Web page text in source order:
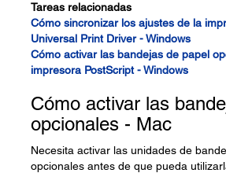
Tareas relacionadas
Cómo sincronizar los ajustes de la
Universal Print Driver - Windows
Cómo activar las bandejas de papel
impresora PostScript - Windows
Cómo activar las
opcionales - Mac
Necesita activar las unidades de
opcionales antes de que pueda